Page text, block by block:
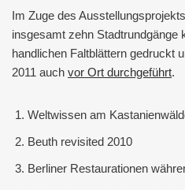
Im Zuge des Ausstellungsprojekts
insgesamt zehn Stadtrundgänge
handlichen Faltblättern gedruckt
2011 auch vor Ort durchgeführt.
Weltwissen am
Beuth revisited 2010
Berliner Restaurationen